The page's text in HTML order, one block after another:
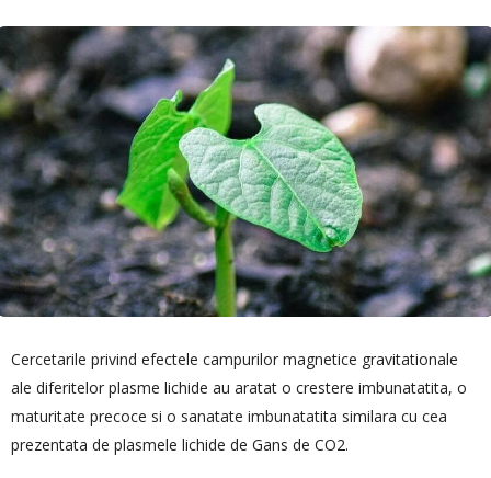
Cercetarile privind efectele campurilor magnetice gravitationale
ale diferitelor plasme lichide au aratat o crestere imbunatatita, o
maturitate precoce si o sanatate imbunatatita similara cu cea
prezentata de plasmele lichide de Gans de CO2.